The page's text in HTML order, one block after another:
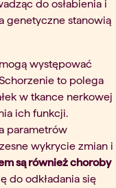
do osłabienia i
genetyczne stanowią
występować
to polega
w tkance nerkowej
ich funkcji.
parametrów
wykrycie zmian i
są również choroby
do odkładania się